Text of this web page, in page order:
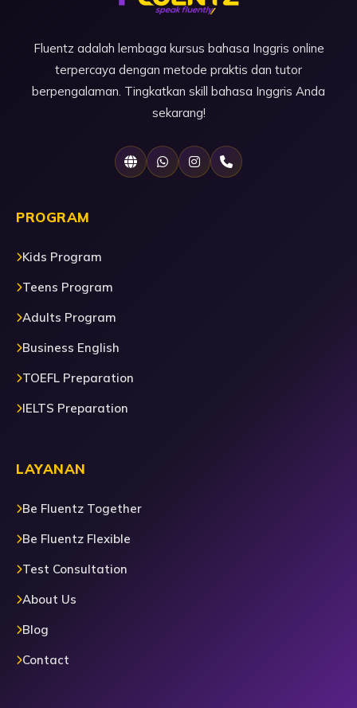
Fluentz adalah lembaga kursus bahasa Inggris online
terpercaya dengan metode praktis dan tutor
berpengalaman. Tingkatkan skill bahasa Inggris Anda
sekarang!
PROGRAM
Kids Program
Teens Program
Adults Program
Business English
TOEFL Preparation
IELTS Preparation
LAYANAN
Be Fluentz Together
Be Fluentz Flexible
Test Consultation
About Us
Blog
Contact